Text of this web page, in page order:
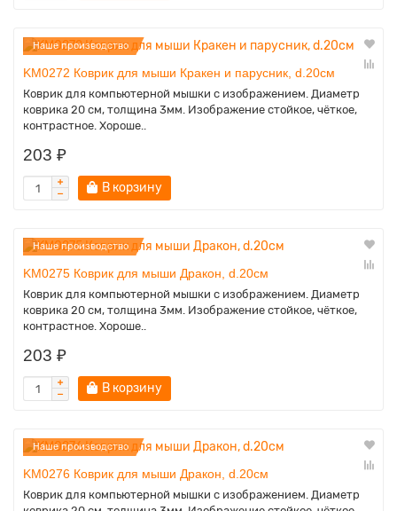
Наше производство
KM0272 Коврик для мыши Кракен и парусник, d.20см
Коврик для компьютерной мышки с изображением. Диаметр
коврика 20 см, толщина 3мм. Изображение стойкое, чёткое,
контрастное. Хороше..
203 ₽
В корзину
Наше производство
KM0275 Коврик для мыши Дракон, d.20см
Коврик для компьютерной мышки с изображением. Диаметр
коврика 20 см, толщина 3мм. Изображение стойкое, чёткое,
контрастное. Хороше..
203 ₽
В корзину
Наше производство
KM0276 Коврик для мыши Дракон, d.20см
Коврик для компьютерной мышки с изображением. Диаметр